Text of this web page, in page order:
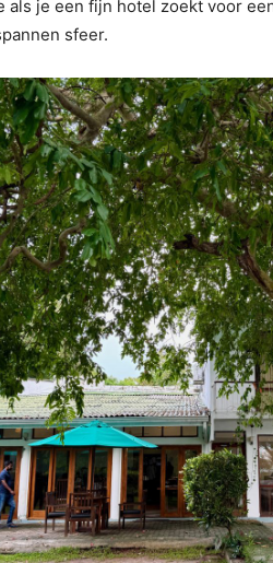
als je een fijn hotel zoekt voor
sfeer.